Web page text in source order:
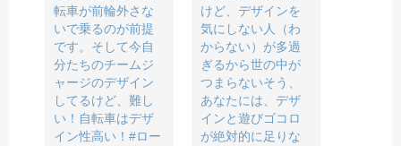
転車が前輪外さな
いで乗るのが前提
です。そして今自
分たちのチームジ
ャージのデザイン
してるけど、難し
い！自転車はデザ
イン性高い！#ロー
けど、デザインを
気にしない人（わ
からない）が多過
ぎるから世の中が
つまらないそう、
あなたには、デザ
インと遊びゴコロ
が絶対的に足りな